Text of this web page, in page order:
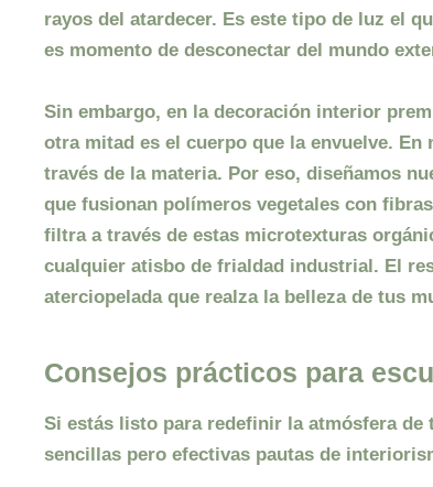
rayos del atardecer. Es este tipo de luz el
es momento de desconectar del mundo
Sin embargo, en la decoración interior
otra mitad es el cuerpo que la envuelve.
través de la materia. Por eso, diseñamos
que fusionan polímeros vegetales con
filtra a través de estas microtexturas
cualquier atisbo de frialdad industrial. El
aterciopelada que realza la belleza de tus
Consejos prácticos para
Si estás listo para redefinir la atmósfera
sencillas pero efectivas pautas de